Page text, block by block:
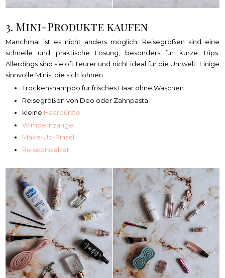
3. Mini-Produkte kaufen
Manchmal ist es nicht anders möglich: Reisegrößen sind eine
schnelle und praktische Lösung, besonders für kurze Trips.
Allerdings sind sie oft teurer und nicht ideal für die Umwelt. Einige
sinnvolle Minis, die sich lohnen:
Trockenshampoo für frisches Haar ohne Waschen
Reisegrößen von Deo oder Zahnpasta
kleine Haarbürste
Wimpernzange
Make-Up-Pinsel
Reisepinselset